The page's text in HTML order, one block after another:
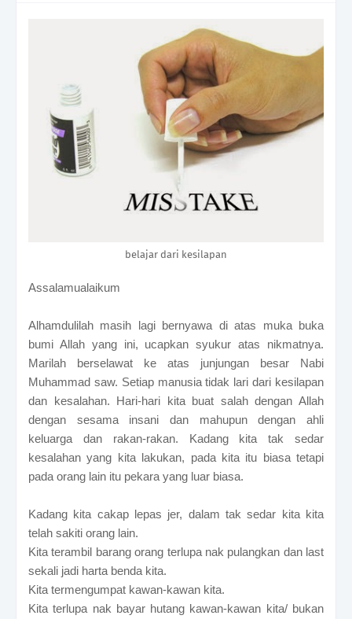
belajar dari kesilapan
Assalamualaikum
Alhamdulilah masih lagi bernyawa di atas muka buka
bumi Allah yang ini, ucapkan syukur atas nikmatnya.
Marilah berselawat ke atas junjungan besar Nabi
Muhammad saw. Setiap manusia tidak lari dari kesilapan
dan kesalahan. Hari-hari kita buat salah dengan Allah
dengan sesama insani dan mahupun dengan ahli
keluarga dan rakan-rakan. Kadang kita tak sedar
kesalahan yang kita lakukan, pada kita itu biasa tetapi
pada orang lain itu pekara yang luar biasa.
Kadang kita cakap lepas jer, dalam tak sedar kita kita
telah sakiti orang lain.
Kita terambil barang orang terlupa nak pulangkan dan last
sekali jadi harta benda kita.
Kita termengumpat kawan-kawan kita.
Kita terlupa nak bayar hutang kawan-kawan kita/ bukan